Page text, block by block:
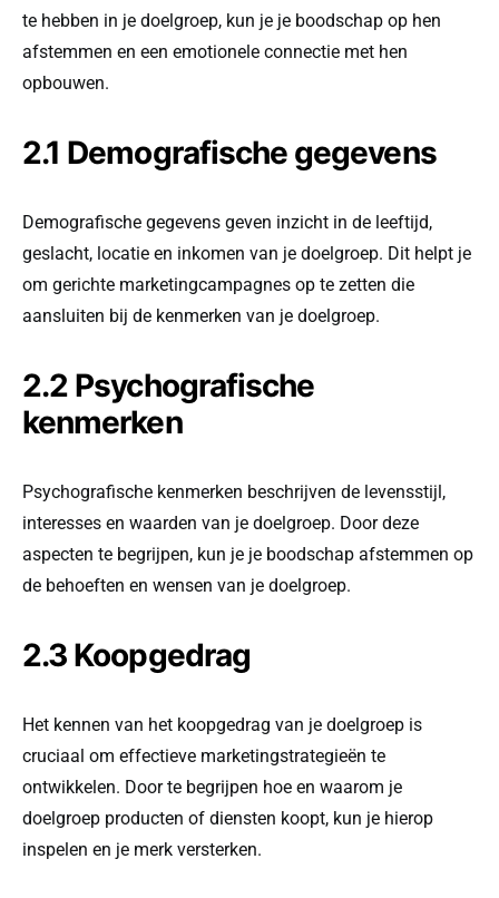
te hebben in je doelgroep, kun je je boodschap op hen
afstemmen en een emotionele connectie met hen
opbouwen.
2.1 Demografische gegevens
Demografische gegevens geven inzicht in de leeftijd,
geslacht, locatie en inkomen van je doelgroep. Dit helpt je
om gerichte marketingcampagnes op te zetten die
aansluiten bij de kenmerken van je doelgroep.
2.2 Psychografische
kenmerken
Psychografische kenmerken beschrijven de levensstijl,
interesses en waarden van je doelgroep. Door deze
aspecten te begrijpen, kun je je boodschap afstemmen op
de behoeften en wensen van je doelgroep.
2.3 Koopgedrag
Het kennen van het koopgedrag van je doelgroep is
cruciaal om effectieve marketingstrategieën te
ontwikkelen. Door te begrijpen hoe en waarom je
doelgroep producten of diensten koopt, kun je hierop
inspelen en je merk versterken.